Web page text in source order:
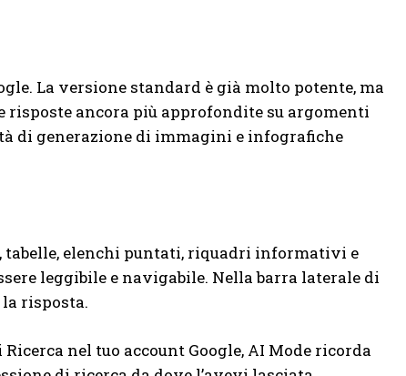
La versione standard è già molto potente, ma
risposte ancora più approfondite su argomenti
di generazione di immagini e infografiche
tabelle, elenchi puntati, riquadri informativi e
leggibile e navigabile. Nella barra laterale di
la risposta.
nel tuo account Google, AI Mode ricorda